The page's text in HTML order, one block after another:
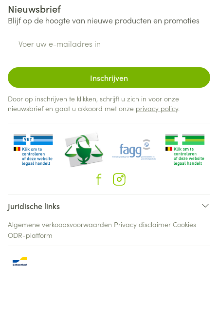
Nieuwsbrief
Blijf op de hoogte van nieuwe producten en promoties
Inschrijven
Door op inschrijven te klikken, schrijft u zich in voor onze
nieuwsbrief en gaat u akkoord met onze privacy policy.
Juridische links
Algemene verkoopsvoorwaarden Privacy disclaimer Cookies
ODR-platform